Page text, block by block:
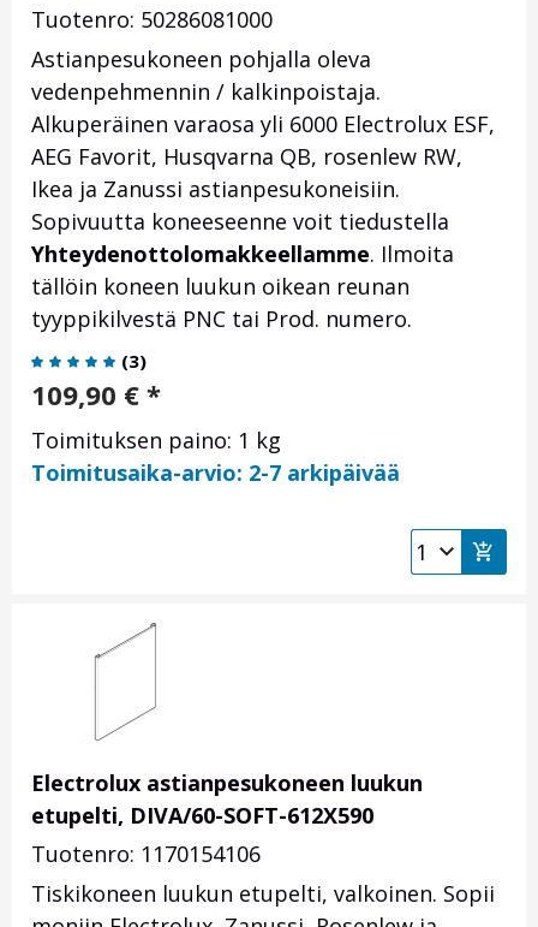
Tuotenro: 50286081000
Astianpesukoneen pohjalla oleva
vedenpehmennin / kalkinpoistaja.
Alkuperäinen varaosa yli 6000 Electrolux ESF,
AEG Favorit, Husqvarna QB, rosenlew RW,
Ikea ja Zanussi astianpesukoneisiin.
Sopivuutta koneeseenne voit tiedustella
Yhteydenottolomakkeellamme. Ilmoita
tällöin koneen luukun oikean reunan
tyyppikilvestä PNC tai Prod. numero.
(3)
109,90 € *
Toimituksen paino: 1 kg
Toimitusaika-arvio: 2-7 arkipäivää
Electrolux astianpesukoneen luukun
etupelti, DIVA/60-SOFT-612X590
Tuotenro: 1170154106
Tiskikoneen luukun etupelti, valkoinen. Sopii